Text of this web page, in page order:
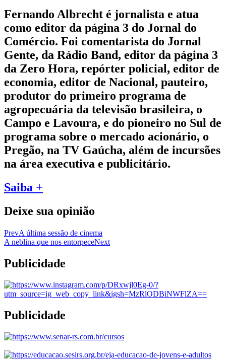
Fernando Albrecht é jornalista e atua
como editor da página 3 do Jornal do
Comércio. Foi comentarista do Jornal
Gente, da Rádio Band, editor da página 3
da Zero Hora, repórter policial, editor de
economia, editor de Nacional, pauteiro,
produtor do primeiro programa de
agropecuária da televisão brasileira, o
Campo e Lavoura, e do pioneiro no Sul de
programa sobre o mercado acionário, o
Pregão, na TV Gaúcha, além de incursões
na área executiva e publicitário.
Saiba +
Deixe sua opinião
PrevA última sessão de cinema
A neblina que nos entorpeceNext
Publicidade
Publicidade